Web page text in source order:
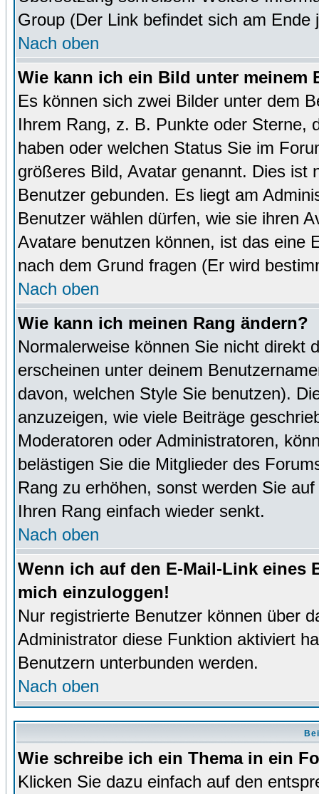
Group (Der Link befindet sich am Ende
Nach oben
Wie kann ich ein Bild unter meinem
Es können sich zwei Bilder unter dem
Ihrem Rang, z. B. Punkte oder Sterne,
haben oder welchen Status Sie im
größeres Bild, Avatar genannt. Dies ist
Benutzer gebunden. Es liegt am
Benutzer wählen dürfen, wie sie ihren
Avatare benutzen können, ist das eine
nach dem Grund fragen (Er wird
Nach oben
Wie kann ich meinen Rang ändern?
Normalerweise können Sie nicht direkt
erscheinen unter deinem
davon, welchen Style Sie benutzen).
anzuzeigen, wie viele Beiträge
Moderatoren oder Administratoren,
belästigen Sie die Mitglieder des
Rang zu erhöhen, sonst werden Sie
Ihren Rang einfach wieder senkt.
Nach oben
Wenn ich auf den E-Mail-Link eines
mich einzuloggen!
Nur registrierte Benutzer können über
Administrator diese Funktion aktiviert
Benutzern unterbunden werden.
Nach oben
Wie schreibe ich ein Thema in ein
Klicken Sie dazu einfach auf den